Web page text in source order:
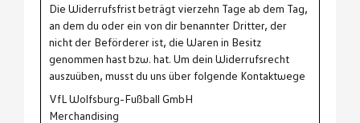
Die Widerrufsfrist beträgt vierzehn Tage ab dem Tag,
an dem du oder ein von dir benannter Dritter, der
nicht der Beförderer ist, die Waren in Besitz
genommen hast bzw. hat. Um dein Widerrufsrecht
auszuüben, musst du uns über folgende Kontaktwege
VfL Wolfsburg-Fußball GmbH
Merchandising